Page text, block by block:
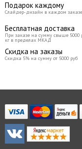
Подарок каждому
Слайдер-дизайн в каждом заказе
Бесплатная доставка
При заказе на сумму свыше 5000
кг в пределах МКАД
Скидка на заказы
Скидка 5% на сумму от 5000 руб